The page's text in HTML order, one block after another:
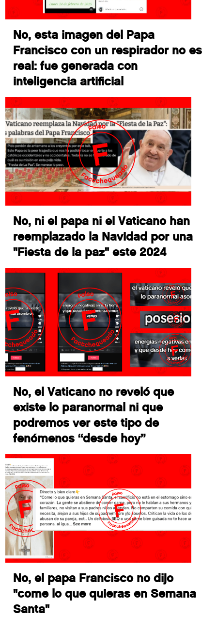
No, esta imagen del Papa
Francisco con un respirador no es
real: fue generada con
inteligencia artificial
No, ni el papa ni el Vaticano han
reemplazado la Navidad por una
"Fiesta de la paz" este 2024
No, el Vaticano no reveló que
existe lo paranormal ni que
podremos ver este tipo de
fenómenos “desde hoy”
No, el papa Francisco no dijo
"come lo que quieras en Semana
Santa"